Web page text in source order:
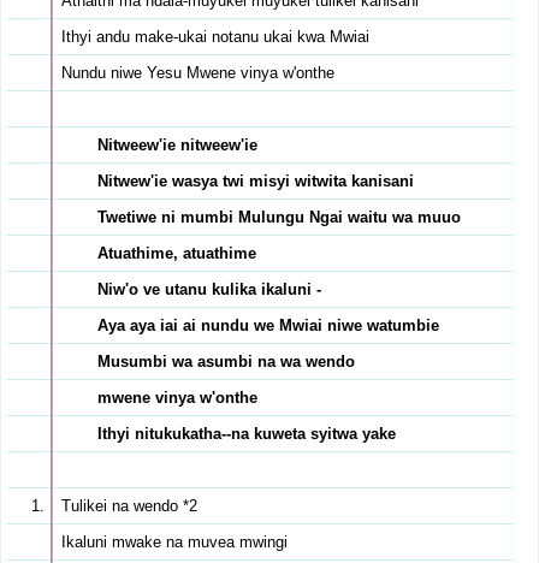
Ithyi andu make-ukai notanu ukai kwa Mwiai
Nundu niwe Yesu Mwene vinya w'onthe
Nitweew'ie nitweew'ie
Nitwew'ie wasya twi misyi witwita kanisani
Twetiwe ni mumbi Mulungu Ngai waitu wa muuo
Atuathime, atuathime
Niw'o ve utanu kulika ikaluni -
Aya aya iai ai nundu we Mwiai niwe watumbie
Musumbi wa asumbi na wa wendo
mwene vinya w'onthe
Ithyi nitukukatha--na kuweta syitwa yake
Tulikei na wendo *2
Ikaluni mwake na muvea mwingi